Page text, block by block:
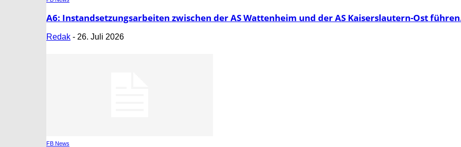
A6: Instandsetzungsarbeiten zwischen der AS Wattenheim und der AS Kaiserslautern-Ost
Redak - 26. Juli 2026
FB News